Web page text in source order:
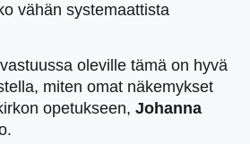
vähän systemaattista
oleville tämä on hyvä
miten omat näkemykset
opetukseen, Johanna